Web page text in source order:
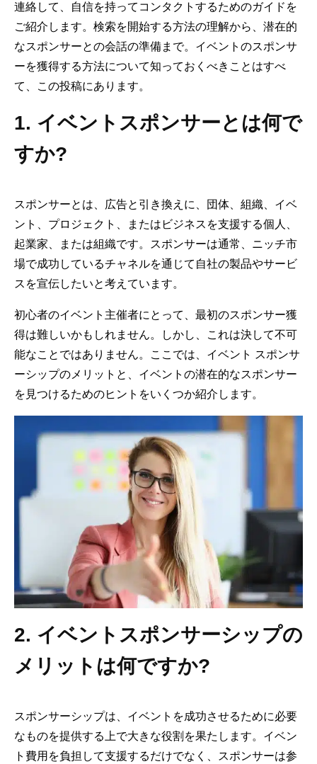
連絡して、自信を持ってコンタクトするためのガイドを
ご紹介します。検索を開始する方法の理解から、潜在的
なスポンサーとの会話の準備まで。イベントのスポンサ
ーを獲得する方法について知っておくべきことはすべ
て、この投稿にあります。
1. イベントスポンサーとは何で
すか?
スポンサーとは、広告と引き換えに、団体、組織、イベ
ント、プロジェクト、またはビジネスを支援する個人、
起業家、または組織です。スポンサーは通常、ニッチ市
場で成功しているチャネルを通じて自社の製品やサービ
スを宣伝したいと考えています。
初心者のイベント主催者にとって、最初のスポンサー獲
得は難しいかもしれません。しかし、これは決して不可
能なことではありません。ここでは、イベント スポンサ
ーシップのメリットと、イベントの潜在的なスポンサー
を見つけるためのヒントをいくつか紹介します。
2. イベントスポンサーシップの
メリットは何ですか?
スポンサーシップは、イベントを成功させるために必要
なものを提供する上で大きな役割を果たします。イベン
ト費用を負担して支援するだけでなく、スポンサーは参